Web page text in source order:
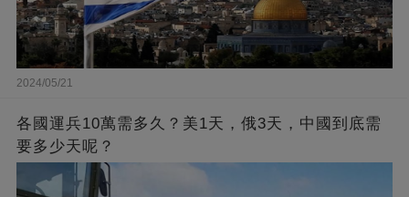
2024/05/21
各國運兵10萬需多久？美1天，俄3天，中國到底需
要多少天呢？